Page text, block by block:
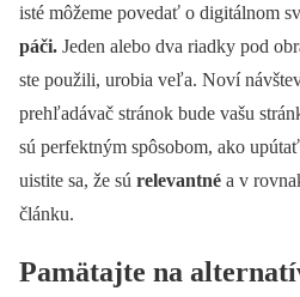
isté môžeme povedať o digitálnom
páči. Jeden alebo dva riadky pod
ste použili, urobia veľa. Noví
prehľadávač stránok bude vašu
sú perfektným spôsobom, ako
uistite sa, že sú relevantné a v
článku.
Pamätajte na